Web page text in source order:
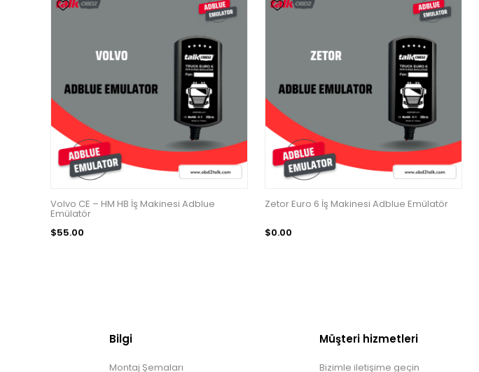
Volvo CE – HM HB İş Makinesi Adblue
Emülatör
$55.00
Zetor Euro 6 İş Makinesi Adblue Emülatör
$0.00
Bilgi
Montaj Şemaları
Müşteri hizmetleri
Bizimle iletişime geçin